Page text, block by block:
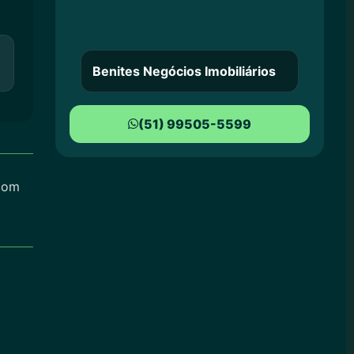
Benites Negócios Imobiliários
(51) 99505-5599